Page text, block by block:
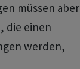
müssen aber
die einen
werden,